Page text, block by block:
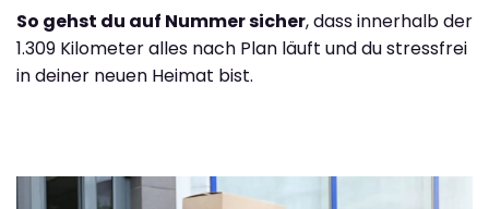
So gehst du auf Nummer sicher, dass innerhalb der
1.309 Kilometer alles nach Plan läuft und du stressfrei
in deiner neuen Heimat bist.